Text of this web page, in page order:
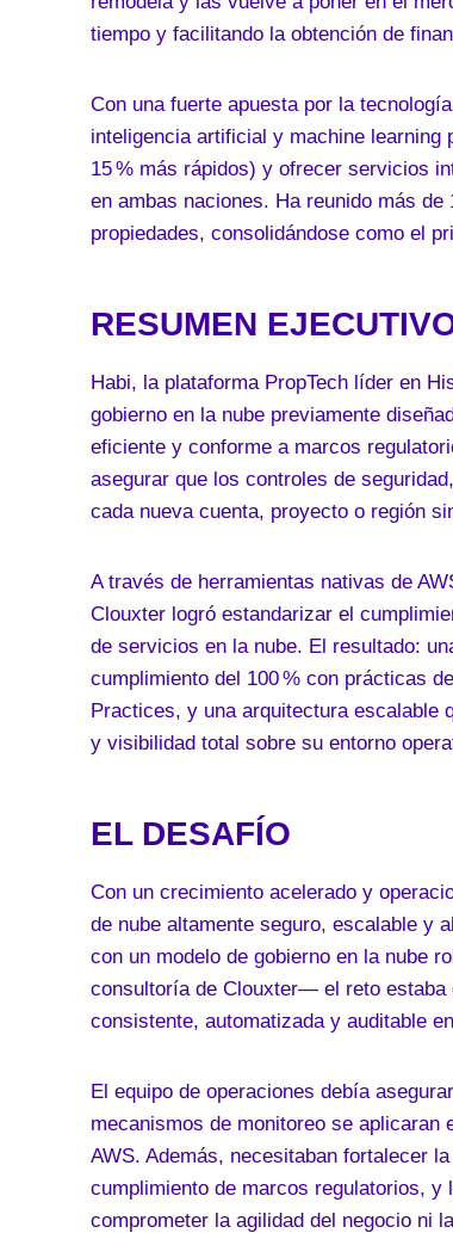
tiempo y facilitando la obtención de
Con una fuerte apuesta por la
inteligencia artificial y machine
15 % más rápidos) y ofrecer servicios
en ambas naciones. Ha reunido más
propiedades, consolidándose como el
RESUMEN
Habi, la plataforma PropTech líder en
gobierno en la nube previamente
eficiente y conforme a marcos
asegurar que los controles de
cada nueva cuenta, proyecto o región
A través de herramientas nativas de
Clouxter logró estandarizar el
de servicios en la nube. El resultado:
cumplimiento del 100 % con prácticas
Practices, y una arquitectura escalable
y visibilidad total sobre su entorno
EL DESAFÍO
Con un crecimiento acelerado y
de nube altamente seguro, escalable y
con un modelo de gobierno en la nube
consultoría de Clouxter— el reto estaba
consistente, automatizada y auditable
El equipo de operaciones debía
mecanismos de monitoreo se aplicaran
AWS. Además, necesitaban fortalecer
cumplimiento de marcos regulatorios,
comprometer la agilidad del negocio ni